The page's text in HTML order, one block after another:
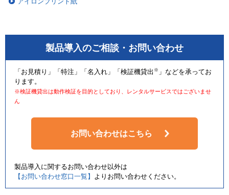
製品導入のご相談・お問い合わせ
「お見積り」「特注」「名入れ」「検証機貸出 ※ 」などを承ってお
ります。
※検証機貸出は動作検証を目的としており、レンタルサービスではございませ
ん
お問い合わせはこちら
製品導入に関するお問い合わせ以外は
【お問い合わせ窓口一覧】
よりお問い合わせください。